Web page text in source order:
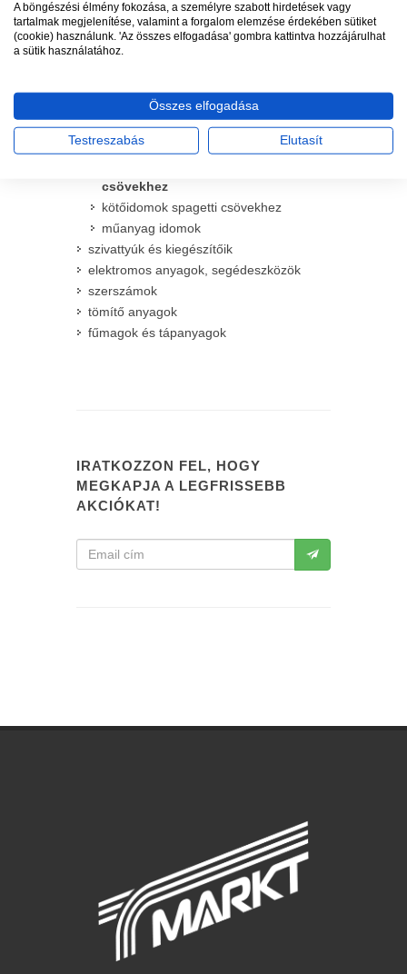
szűrők és homokleválasztók
kerek és szögletes szelepdobozok
fejbekötő idomok
kötőidomok KPE csövekhez
béklyók
csövekhez
kötőidomok spagetti csövekhez
műanyag idomok
szivattyúk és kiegészítőik
elektromos anyagok, segédeszközök
szerszámok
tömítő anyagok
fűmagok és tápanyagok
IRATKOZZON FEL, HOGY
MEGKAPJA A LEGFRISSEBB
AKCIÓKAT!
A böngészési élmény fokozása, a személyre szabott hirdetések vagy
tartalmak megjelenítése, valamint a forgalom elemzése érdekében sütiket
(cookie) használunk. 'Az összes elfogadása' gombra kattintva hozzájárulhat
a sütik használatához.
Összes elfogadása
Testreszabás Elutasít